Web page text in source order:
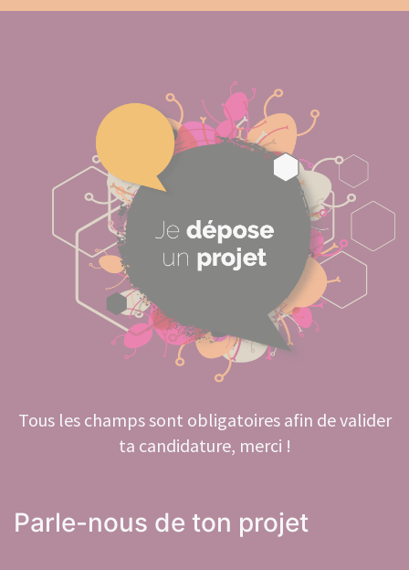
Tous les champs sont obligatoires afin de valider
ta candidature, merci !
Parle-nous de ton projet